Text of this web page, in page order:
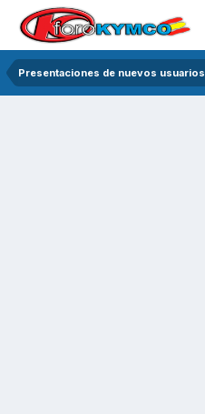
Presentaciones de nuevos usuarios